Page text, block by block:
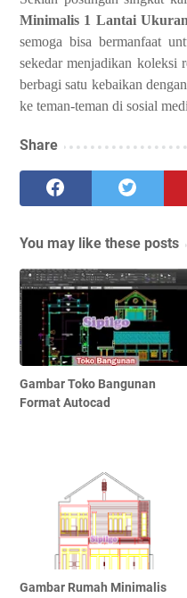
Minimalis 1 Lantai
semoga bisa bermanfaat
sekedar menjadikan koleksi
berbagi satu kebaikan
ke teman-teman di sosial
Share
You may like these posts
Gambar Toko Bangunan
Format Autocad
Gambar Rumah Minimalis